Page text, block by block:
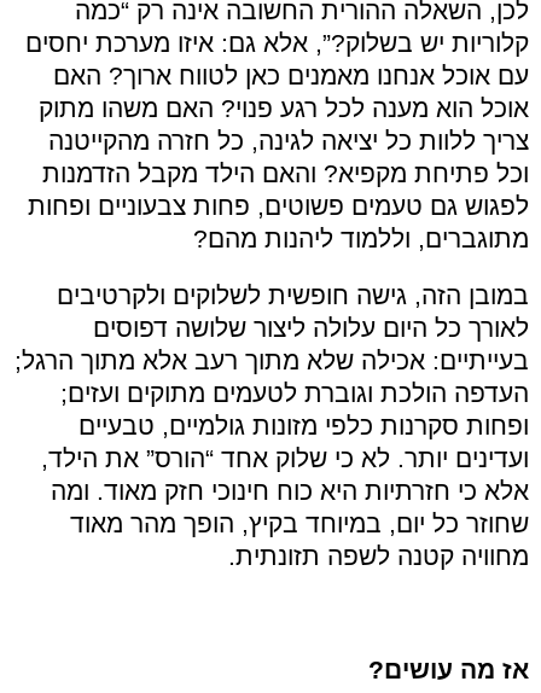
לכן, השאלה ההורית החשובה אינה רק “כמה
קלוריות יש בשלוק?”, אלא גם: איזו מערכת יחסים
עם אוכל אנחנו מאמנים כאן לטווח ארוך? האם
אוכל הוא מענה לכל רגע פנוי? האם משהו מתוק
צריך ללוות כל יציאה לגינה, כל חזרה מהקייטנה
וכל פתיחת מקפיא? והאם הילד מקבל הזדמנות
לפגוש גם טעמים פשוטים, פחות צבעוניים ופחות
מתוגברים, וללמוד ליהנות מהם?
במובן הזה, גישה חופשית לשלוקים ולקרטיבים
לאורך כל היום עלולה ליצור שלושה דפוסים
בעייתיים: אכילה שלא מתוך רעב אלא מתוך הרגל;
העדפה הולכת וגוברת לטעמים מתוקים ועזים;
ופחות סקרנות כלפי מזונות גולמיים, טבעיים
ועדינים יותר. לא כי שלוק אחד “הורס” את הילד,
אלא כי חזרתיות היא כוח חינוכי חזק מאוד. ומה
שחוזר כל יום, במיוחד בקיץ, הופך מהר מאוד
מחוויה קטנה לשפה תזונתית.
אז מה עושים?